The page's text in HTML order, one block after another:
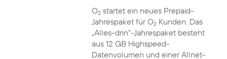
O2startet ein neues Prepaid-
Jahrespaket für O2Kunden: Das
„Alles-drin“-Jahrespaket besteht
aus 12 GB Highspeed-
Datenvolumen und einer Allnet-